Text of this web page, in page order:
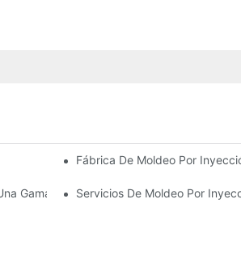
Experiencia En La Industria
Fábrica De Moldeo Por
Gama De Productos Diversa
Servicios De Moldeo Por